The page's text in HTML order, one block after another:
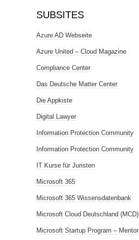
SUBSITES
Azure AD Webseite
Azure United – Cloud Magazine
Compliance Center
Das Deutsche Matter Center
Die Appkiste
Digital Lawyer
Information Protection Community
Information Protection Community
IT Kurse für Juristen
Microsoft 365
Microsoft 365 Wissensdatenbank
Microsoft Cloud Deutschland (MCD)
Microsoft Startup Program – Mentor